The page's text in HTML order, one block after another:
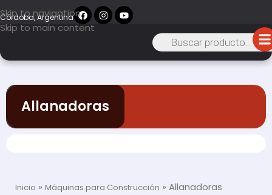
Skip to navigation
Skip to main content
Córdoba, Argentina
Allanadoras
Inicio » Máquinas para Construcción » Allanadoras